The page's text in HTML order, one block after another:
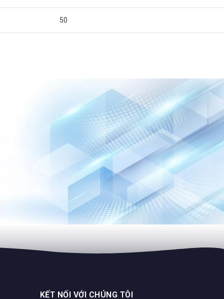
50
Bộ 5 lưỡi cưa lọng – 76804 Bộ 5 lưỡi cưa lọng – 76803
Lưỡi cưa, lưỡi cắt
KẾT NỐI VỚI CHÚNG TÔI